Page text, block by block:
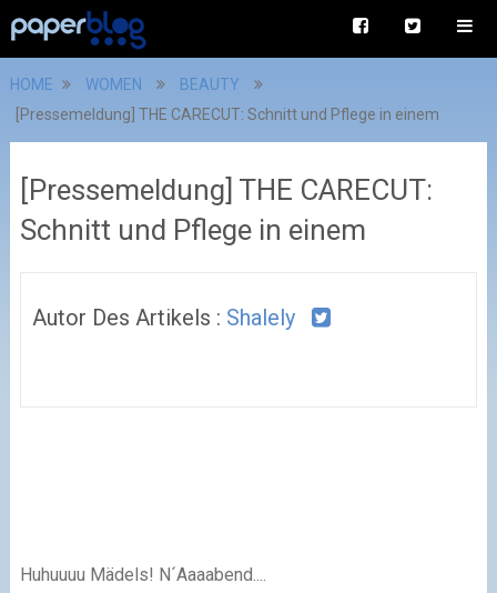
HOME WOMEN
BEAUTY
[Pressemeldung] THE CARECUT: Schnitt und Pflege in einem
[Pressemeldung] THE CARECUT:
Schnitt und Pflege in einem
Autor Des Artikels : Shalely
Huhuuuu Mädels! N´Aaaabend....